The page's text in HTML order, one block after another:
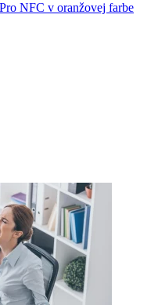
NFC v oranžovej farbe